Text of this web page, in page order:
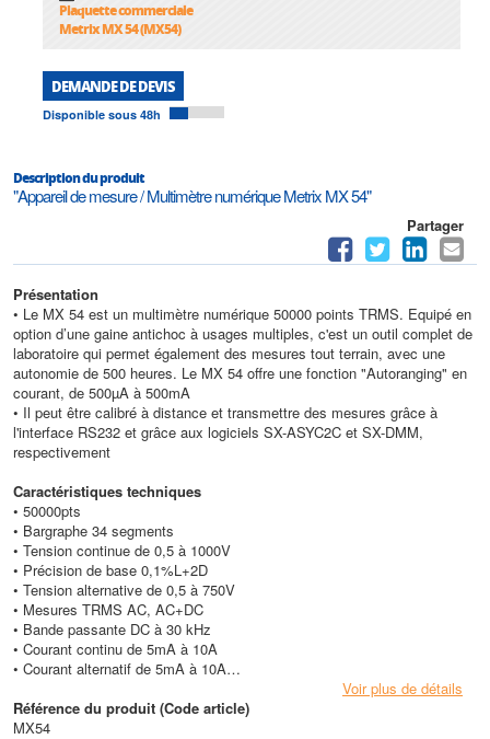
Plaquette commerciale
Metrix MX 54 (MX54)
DEMANDE DE DEVIS
Disponible sous 48h
Description du produit
"Appareil de mesure / Multimètre numérique Metrix MX 54"
Partager
Présentation
• Le MX 54 est un multimètre numérique 50000 points TRMS. Equipé en
option d’une gaine antichoc à usages multiples, c'est un outil complet de
laboratoire qui permet également des mesures tout terrain, avec une
autonomie de 500 heures. Le MX 54 offre une fonction "Autoranging" en
courant, de 500µA à 500mA
• Il peut être calibré à distance et transmettre des mesures grâce à
l'interface RS232 et grâce aux logiciels SX-ASYC2C et SX-DMM,
respectivement
Caractéristiques techniques
• 50000pts
• Bargraphe 34 segments
• Tension continue de 0,5 à 1000V
• Précision de base 0,1%L+2D
• Tension alternative de 0,5 à 750V
• Mesures TRMS AC, AC+DC
• Bande passante DC à 30 kHz
• Courant continu de 5mA à 10A
• Courant alternatif de 5mA à 10A
• Test de continuité, test diode Capacités de 50nF à 50mF (5000pt)
Garantie : 3 ans
Voir plus de détails
Référence du produit (Code article)
MX54